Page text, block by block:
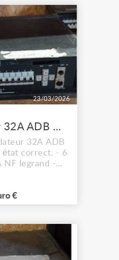
23/03/2026
gradateur 32A ADB memopack
32A ADB
état correct. - 6
NF legrand -
dmx 5 points
vente 230e
€